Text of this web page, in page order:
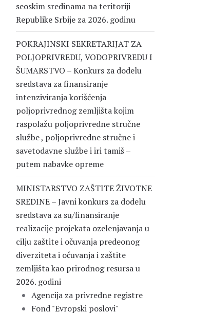
seoskim sredinama na teritoriji
Republike Srbije za 2026. godinu
POKRAJINSKI SEKRETARIJAT ZA
POLJOPRIVREDU, VODOPRIVREDU I
ŠUMARSTVO – Konkurs za dodelu
sredstava za finansiranje
intenziviranja korišćenja
poljoprivrednog zemljišta kojim
raspolažu poljoprivredne stručne
službe , poljoprivredne stručne i
savetodavne službe i iri tamiš ‒
putem nabavke opreme
MINISTARSTVO ZAŠTITE ŽIVOTNE
SREDINE – Javni konkurs za dodelu
sredstava za su/finansiranje
realizacije projekata ozelenjavanja u
cilju zaštite i očuvanja predeonog
diverziteta i očuvanja i zaštite
zemljišta kao prirodnog resursa u
2026. godini
Agencija za privredne registre
Fond "Evropski poslovi"